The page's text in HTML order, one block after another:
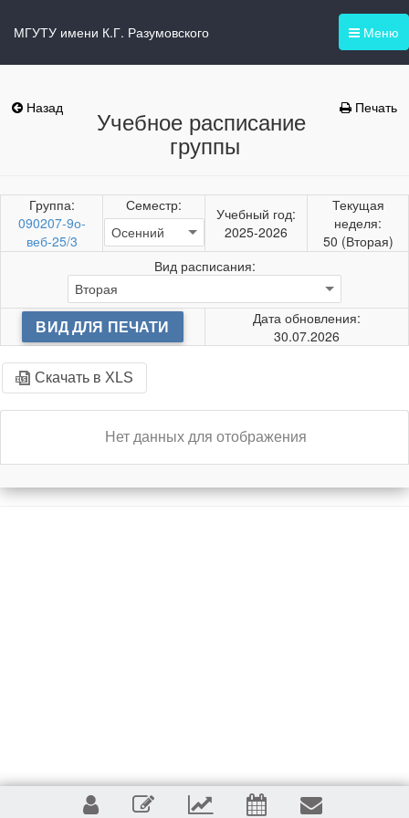
Меню
МГУТУ имени К.Г. Разумовского
Назад Печать
Учебное расписание
группы
Группа:
090207-9о-
веб-25/3
Семестр:
Учебный год:
2025-2026
Текущая
неделя:
50 (Вторая)
Вид расписания:
ВИД ДЛЯ ПЕЧАТИ
Дата обновления:
30.07.2026
Скачать в XLS
Нет данных для отображения